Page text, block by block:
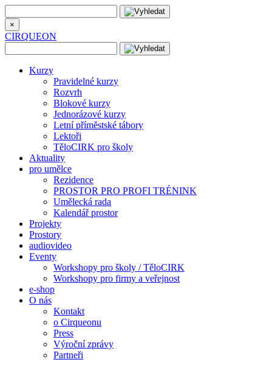
×
CIRQUEON
Kurzy
Pravidelné kurzy
Rozvrh
Blokové kurzy
Jednorázové kurzy
Letní příměstské tábory
Lektoři
TěloCIRK pro školy
Aktuality
pro umělce
Rezidence
PROSTOR PRO PROFI TRÉNINK
Umělecká rada
Kalendář prostor
Projekty
Prostory
audiovideo
Eventy
Workshopy pro školy / TěloCIRK
Workshopy pro firmy a veřejnost
e-shop
O nás
Kontakt
o Cirqueonu
Press
Výroční zprávy
Partneři